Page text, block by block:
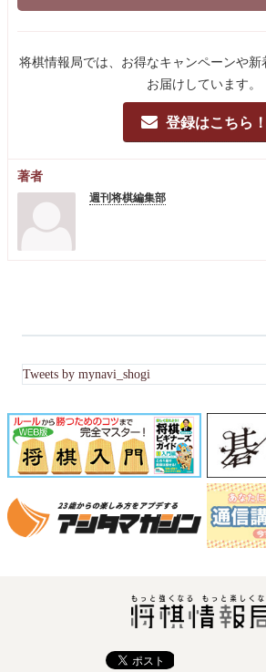
将棋情報局では、お得なキャンペーンや
お届けしています。
登録はこちら！
著者
週刊将棋編集部
Tweets by mynavi_shogi